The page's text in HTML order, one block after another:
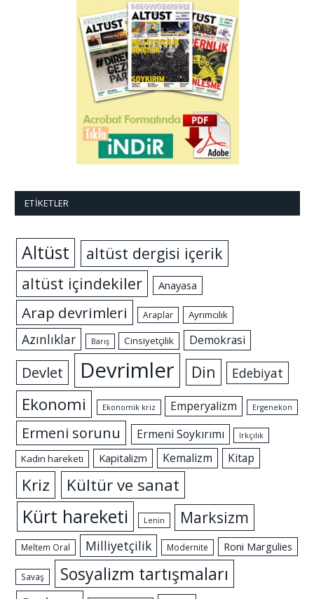
ETIKETLER
Altüst
altüst dergisi içerik
altüst içindekiler
Anayasa
Arap devrimleri Araplar Ayrımcılık
Azınlıklar Barış Cinsiyetçilik Demokrasi
Devlet Devrimler Din Edebiyat
Ekonomi Ekonomik kriz Emperyalizm Ergenekon
Ermeni sorunu Ermeni Soykırımı Irkçılık
Kadın hareketi Kapitalizm Kemalizm Kitap
Kriz Kültür ve sanat
Kürt hareketi Lenin Marksizm
Meltem Oral Milliyetçilik Modernite Roni Margulies
Savaş Sosyalizm tartışmaları